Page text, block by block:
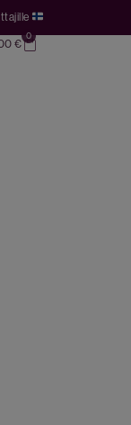
€
0